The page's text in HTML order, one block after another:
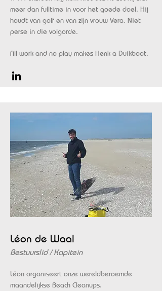
meer dan fulltime in voor het goede doel. Hij
houdt van golf en van zijn vrouw Vera. Niet
perse in die volgorde.
All work and no play makes Henk a Duikboot.
Léon de Waal
Bestuurslid / Kapitein
Léon organiseert onze wereldberoemde
maandelijkse Beach Cleanups.